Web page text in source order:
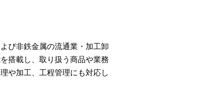
び非鉄金属の流通業・加工卸
搭載し、取り扱う商品や業務
や加工、工程管理にも対応し